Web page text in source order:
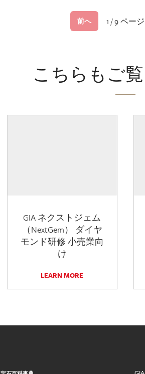
前へ 1 / 9 ページ
こちらもご
GIA ネクストジェム
（NextGem） ダイヤ
モンド研修 小売業向
け
LEARN MORE